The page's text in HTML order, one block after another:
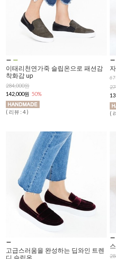
이태리천연가죽 슬립온으로 패션감
착화감 up
284,000원
142,000원 50%
( 리뷰 : 4 ) (
고급스러움을 완성하는 딥와인 트렌
디 슬립온